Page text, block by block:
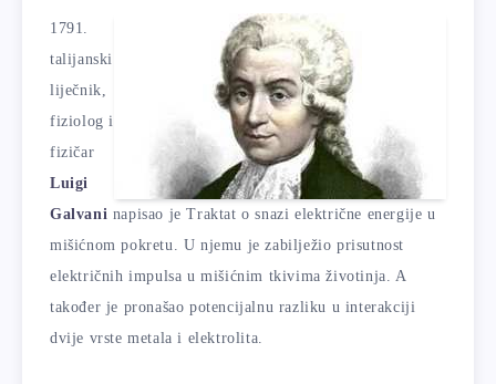
1791.
talijanski
liječnik,
fiziolog i
fizičar
Luigi
Galvani napisao je Traktat o snazi ​​električne energije u
mišićnom pokretu. U njemu je zabilježio prisutnost
električnih impulsa u mišićnim tkivima životinja. A
također je pronašao potencijalnu razliku u interakciji
dvije vrste metala i elektrolita.